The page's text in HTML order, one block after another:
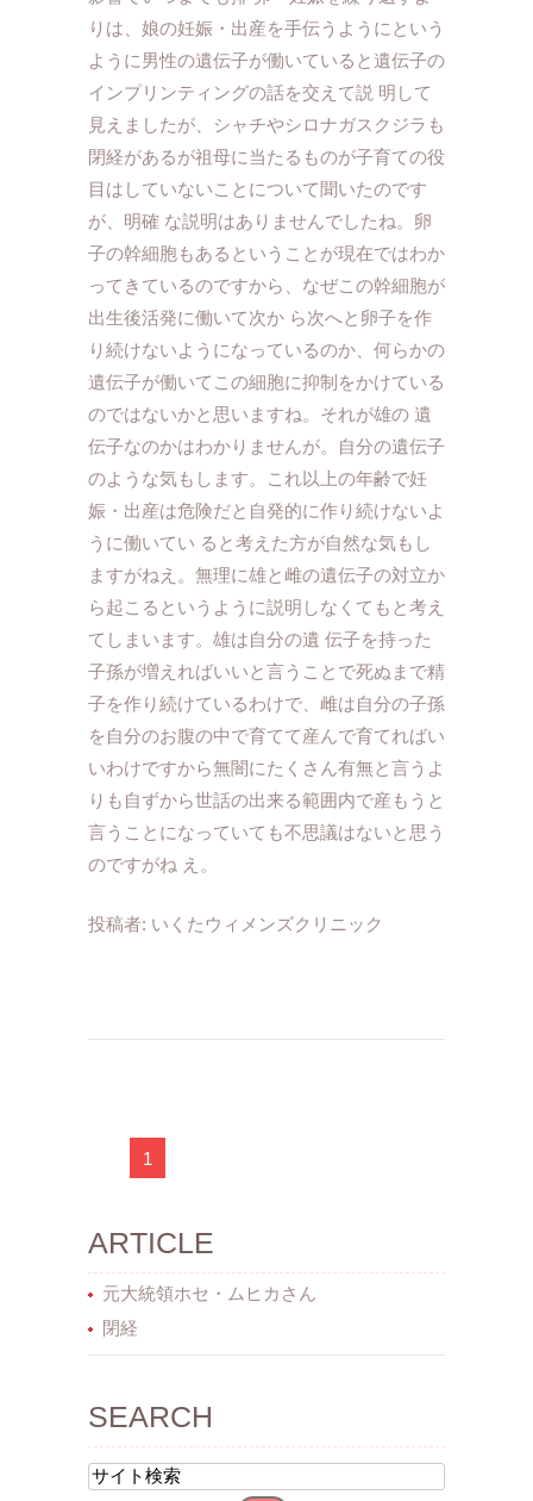
りは、娘の妊娠・出産を手伝うようにという
ように男性の遺伝子が働いていると遺伝子の
インプリンティングの話を交えて説 明して
見えましたが、シャチやシロナガスクジラも
閉経があるが祖母に当たるものが子育ての役
目はしていないことについて聞いたのです
が、明確 な説明はありませんでしたね。卵
子の幹細胞もあるということが現在ではわか
ってきているのですから、なぜこの幹細胞が
出生後活発に働いて次か ら次へと卵子を作
り続けないようになっているのか、何らかの
遺伝子が働いてこの細胞に抑制をかけている
のではないかと思いますね。それが雄の 遺
伝子なのかはわかりませんが。自分の遺伝子
のような気もします。これ以上の年齢で妊
娠・出産は危険だと自発的に作り続けないよ
うに働いてい ると考えた方が自然な気もし
ますがねえ。無理に雄と雌の遺伝子の対立か
ら起こるというように説明しなくてもと考え
てしまいます。雄は自分の遺 伝子を持った
子孫が増えればいいと言うことで死ぬまで精
子を作り続けているわけで、雌は自分の子孫
を自分のお腹の中で育てて産んで育てればい
いわけですから無闇にたくさん有無と言うよ
りも自ずから世話の出来る範囲内で産もうと
言うことになっていても不思議はないと思う
のですがね え。
投稿者: いくたウィメンズクリニック
1
ARTICLE
元大統領ホセ・ムヒカさん
閉経
SEARCH